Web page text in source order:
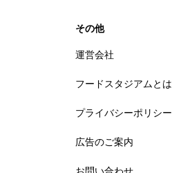
その他
運営会社
フードスタジアムとは
プライバシーポリシー
広告のご案内